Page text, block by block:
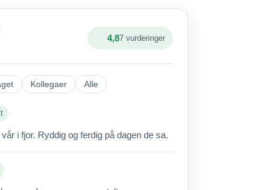
4,87 vurderinger
Kollegaer Alle
i fjor. Ryddig og ferdig på dagen de sa.